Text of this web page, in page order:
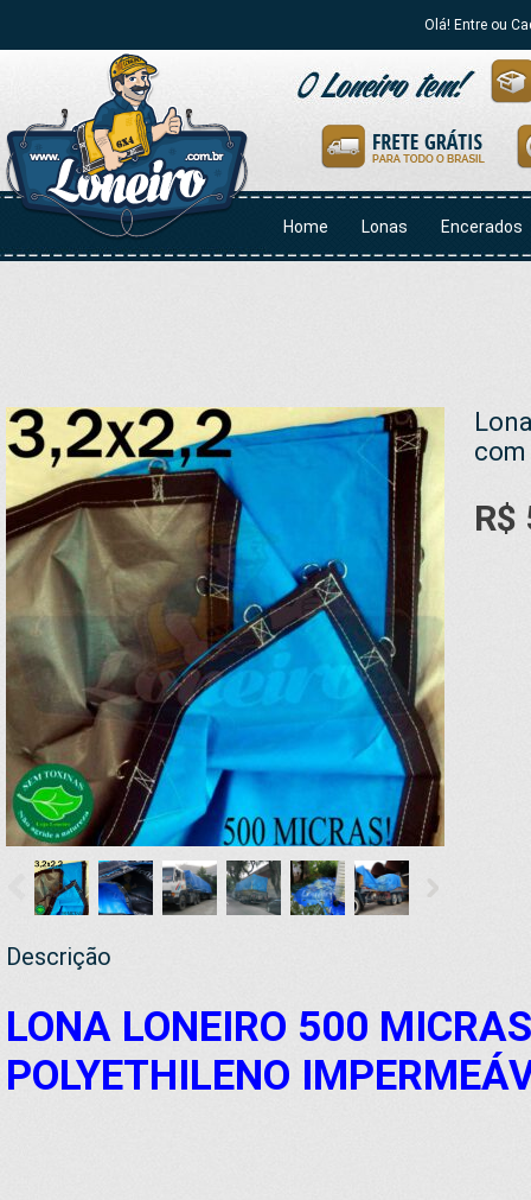
Olá! Entre ou
Home Lonas Encerados
com
R$
Descrição
LONA LONEIRO 500
POLYETHILENO